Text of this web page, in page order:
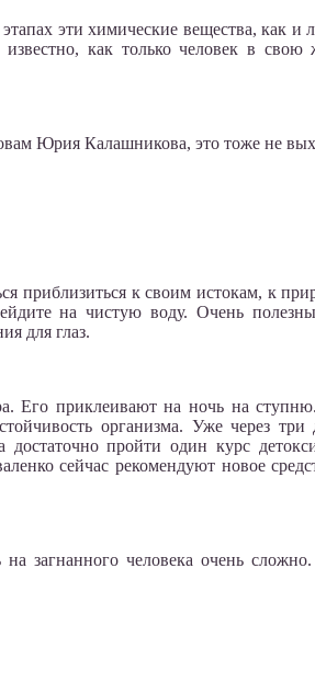
эти химические вещества, как
как только человек в
Юрия Калашникова, это тоже не
приблизиться к своим истокам, к
на чистую воду. Очень
для глаз.
Его приклеивают на ночь на
организма. Уже через
достаточно пройти один курс
сейчас рекомендуют новое
загнанного человека очень